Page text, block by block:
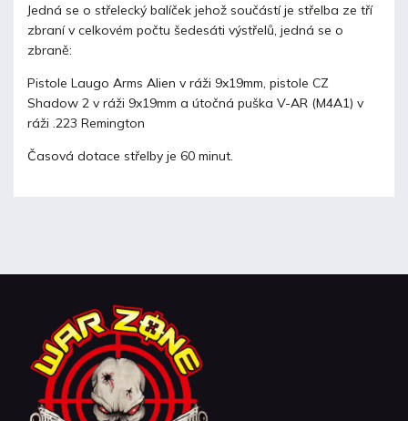
Jedná se o střelecký balíček jehož součástí je střelba ze tří
zbraní v celkovém počtu šedesáti výstřelů, jedná se o
zbraně:
Pistole Laugo Arms Alien v ráži 9x19mm, pistole CZ
Shadow 2 v ráži 9x19mm a útočná puška V-AR (M4A1) v
ráži .223 Remington
Časová dotace střelby je 60 minut.